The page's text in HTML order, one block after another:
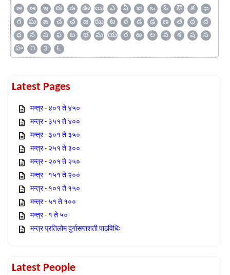
అ ఆ ఇ ఈ ఉ ఊ ఋ ఎ ఏ ఐ ఒ ఓ ఔ క
ఖ
గ
ఘ ఙ చ ఛ జ ఝ ట ఠ డ ఢ ణ త థ
ద
ధ
న ప ఫ బ భ మ య ర ఱ ల వ శ ష
స
హ
౧ ౩ ౬
Latest Pages
मन्त्र - ४०१ ते ४५०
मन्त्र - ३५१ ते ४००
मन्त्र - ३०१ ते ३५०
मन्त्र - २५१ ते ३००
मन्त्र - २०१ ते २५०
मन्त्र - १५१ ते २००
मन्त्र - १०१ ते १५०
मन्त्र - ५१ ते १००
मन्त्र - १ ते ५०
मन्त्र प्रतिलोम दुर्गासप्तशती पाठविधिः
Latest People